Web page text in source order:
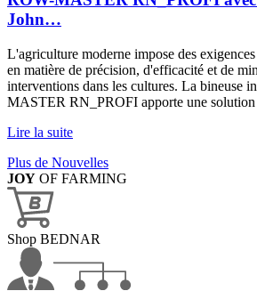
John…
L'agriculture moderne impose des
en matière de précision, d'efficacité et de
interventions dans les cultures. La bineuse
MASTER RN_PROFI apporte une solution
Lire la suite
Plus de Nouvelles
JOY OF FARMING
Shop BEDNAR